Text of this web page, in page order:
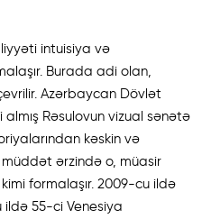
intuisiya və
Burada adi olan,
Azərbaycan Dövlət
Rəsulovun vizual sənətə
kəskin və
ərzində o, müasir
formalaşır. 2009-cu ildə
ildə 55-ci Venesiya